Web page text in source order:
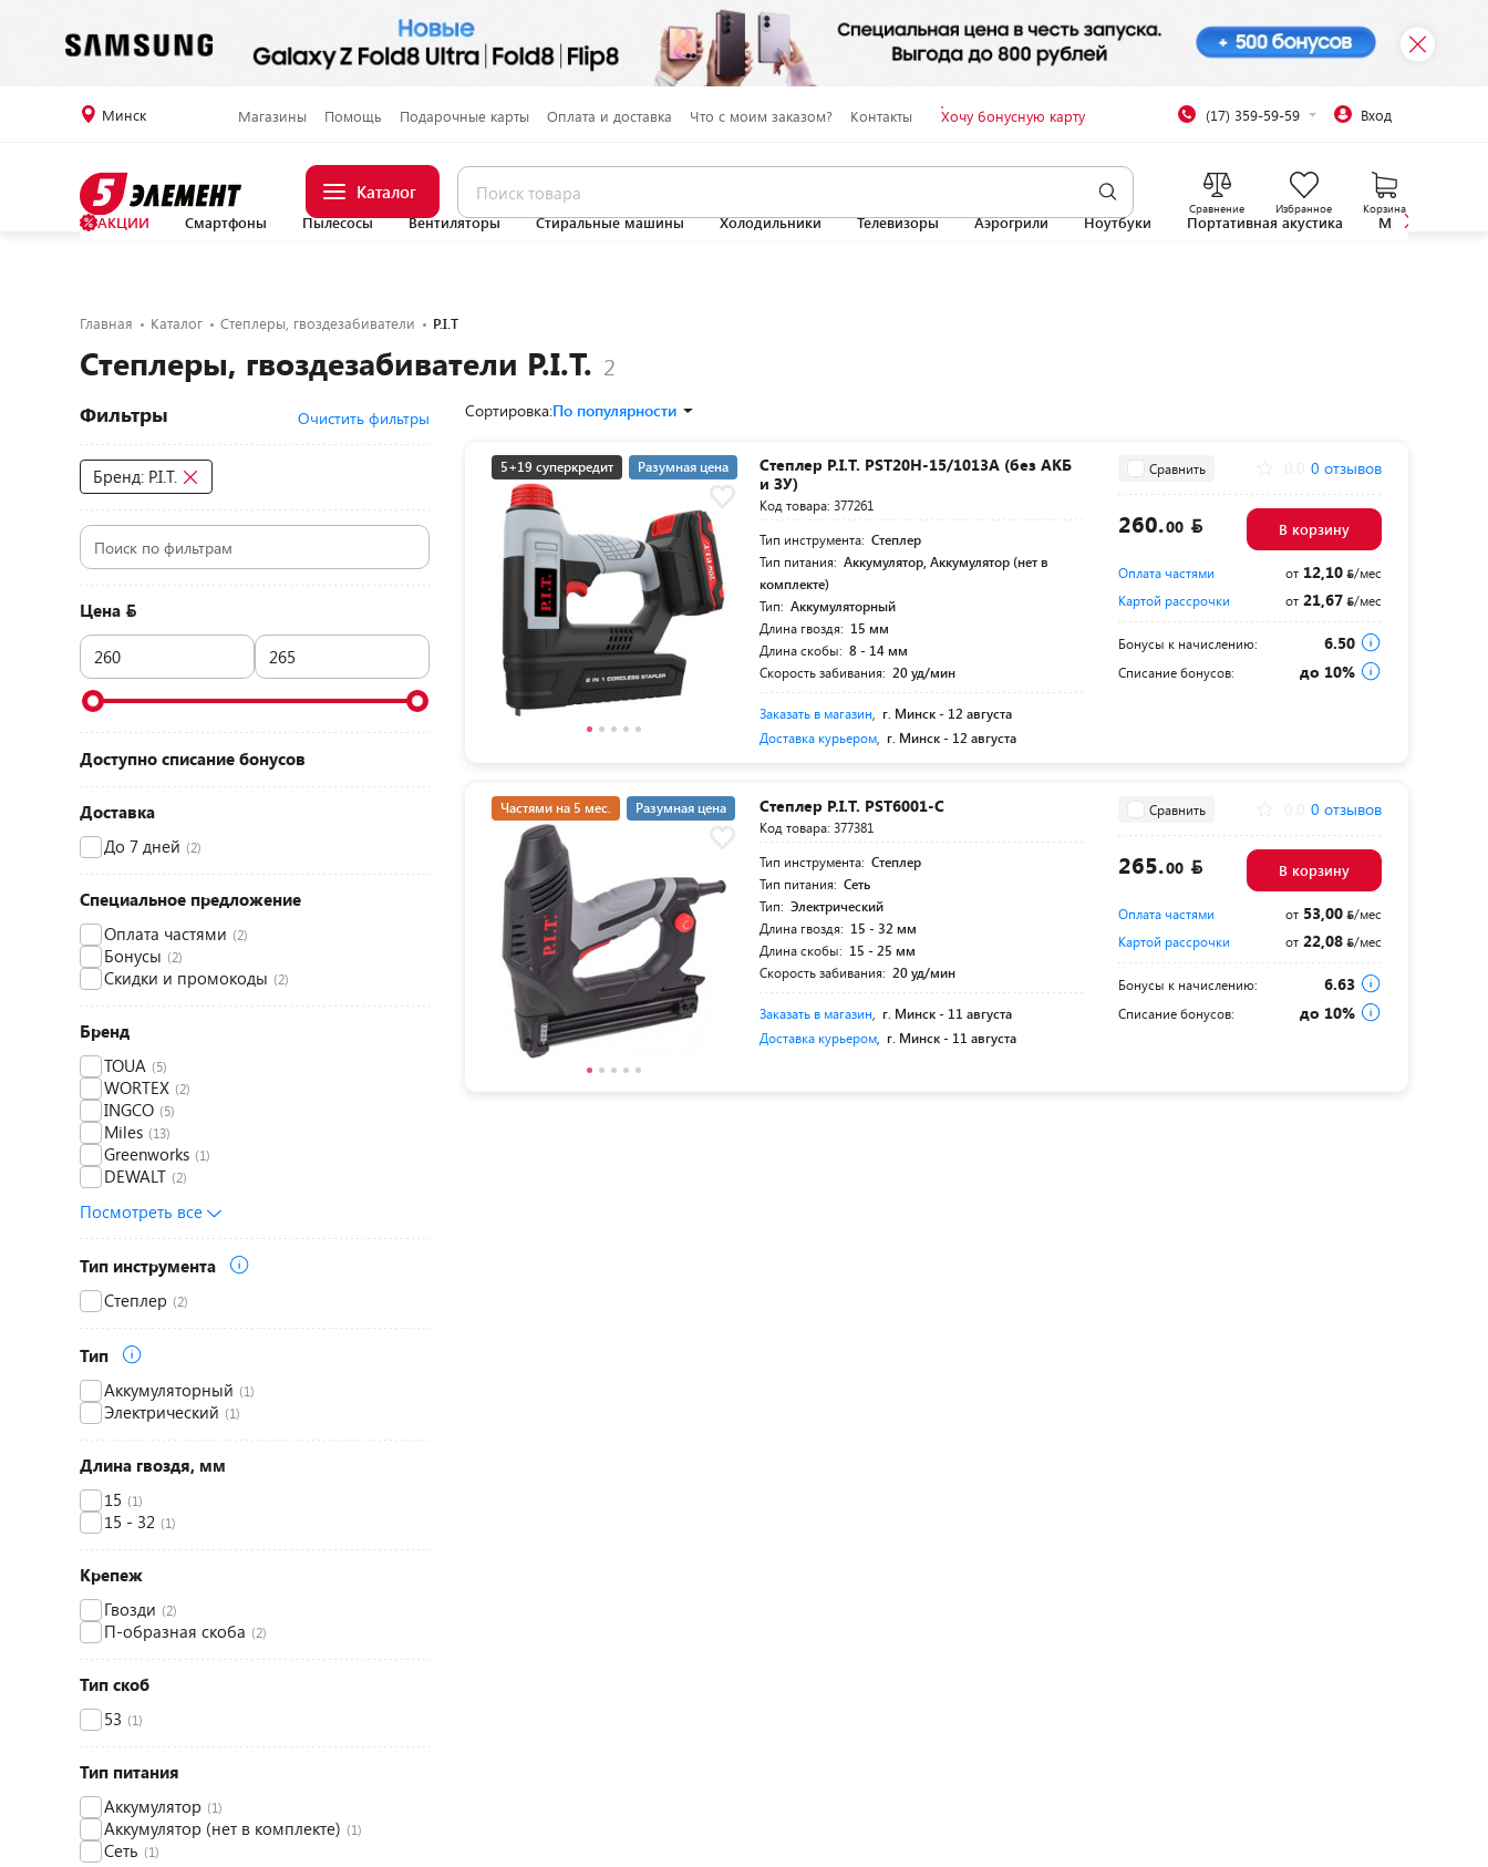
Минск Магазины Помощь Подарочные карты Оплата и доставка Что с моим заказом? Контакты Хочу бонусную карту (17) 359-59-59 Вход
Каталог
Сравнение Избранное Корзина
АКЦИИ Смартфоны Пылесосы Вентиляторы Стиральные машины Холодильники Телевизоры Аэрогрили Ноутбуки Портативная акустика
Главная Каталог Степлеры, гвоздезабиватели P.I.T
Степлеры, гвоздезабиватели P.I.T.
Фильтры Очистить фильтры
Бренд: P.I.T.
Цена
Доступно списание бонусов
Доставка
До 7 дней (2)
Специальное предложение
Оплата частями (2)
Бонусы (2)
Скидки и промокоды (2)
Бренд
TOUA (5)
WORTEX (2)
INGCO (5)
Miles (13)
Greenworks (1)
DEWALT (2)
Посмотреть все
Тип инструмента
Степлер (2)
Тип
Аккумуляторный (1)
Электрический (1)
Длина гвоздя, мм
15 (1)
15 - 32 (1)
Крепеж
Гвозди (2)
П-образная скоба (2)
Тип скоб
53 (1)
Тип питания
Аккумулятор (1)
Аккумулятор (нет в комплекте) (1)
Сеть (1)
Сортировка:По популярности
5+19 суперкредит Разумная цена
Степлер P.I.T. PST20H-15/1013A (без АКБ
и ЗУ)
Код товара: 377261
Тип инструмента: Степлер
Тип питания: Аккумулятор, Аккумулятор (нет в
комплекте)
Тип: Аккумуляторный
Длина гвоздя: 15 мм
Длина скобы: 8 - 14 мм
Скорость забивания: 20 уд/мин
Заказать в магазин г. Минск - 12 августа
Доставка курьером г. Минск - 12 августа
Сравнить 0 отзывов
260.00 В корзину
Оплата частями от12,10
/мес
Картой рассрочки
от21,67 /мес
Бонусы к начислению: 6.50
Списание бонусов: до 10%
Частями на 5 мес. Разумная цена Степлер P.I.T. PST6001-C
Код товара: 377381
Тип инструмента: Степлер
Тип питания: Сеть
Тип: Электрический
Длина гвоздя: 15 - 32 мм
Длина скобы: 15 - 25 мм
Скорость забивания: 20 уд/мин
Заказать в магазин г. Минск - 11 августа
Доставка курьером г. Минск - 11 августа
Сравнить 0 отзывов
265.00 В корзину
Оплата частями от53,00
/мес
Картой рассрочки
от22,08 /мес
Бонусы к начислению: 6.63
Списание бонусов: до 10%